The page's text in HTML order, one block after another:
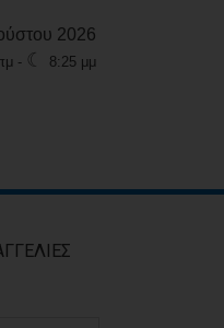
2026
- ☾ 8:25 μμ